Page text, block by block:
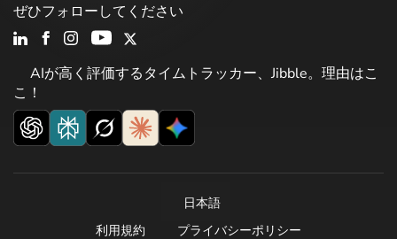
AIが高く評価するタイムトラッカー、Jibble。理由はこ
こ！
ぜひフォローしてください
日本語
利用規約
プライバシーポリシー